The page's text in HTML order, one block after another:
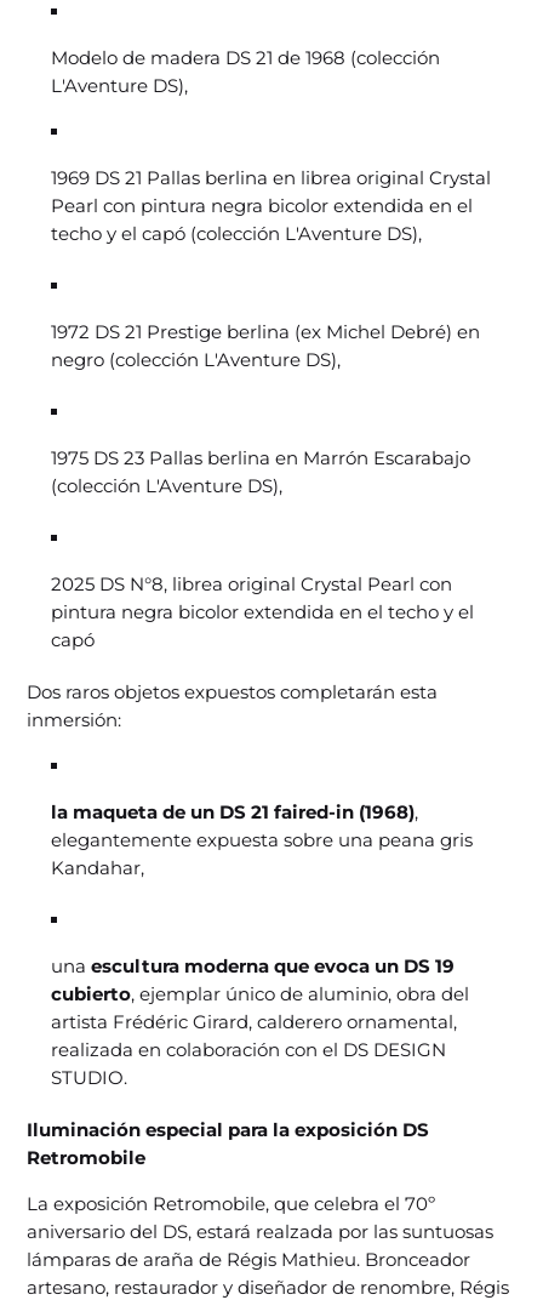
Modelo de madera DS 21 de 1968 (colección
L'Aventure DS),
1969 DS 21 Pallas berlina en librea original Crystal
Pearl con pintura negra bicolor extendida en el
techo y el capó (colección L'Aventure DS),
1972 DS 21 Prestige berlina (ex Michel Debré) en
negro (colección L'Aventure DS),
1975 DS 23 Pallas berlina en Marrón Escarabajo
(colección L'Aventure DS),
2025 DS N°8, librea original Crystal Pearl con
pintura negra bicolor extendida en el techo y el
capó
Dos raros objetos expuestos completarán esta
inmersión:
la maqueta de un DS 21 faired-in (1968),
elegantemente expuesta sobre una peana gris
Kandahar,
una escultura moderna que evoca un DS 19
cubierto, ejemplar único de aluminio, obra del
artista Frédéric Girard, calderero ornamental,
realizada en colaboración con el DS DESIGN
STUDIO.
Iluminación especial para la exposición DS
Retromobile
La exposición Retromobile, que celebra el 70º
aniversario del DS, estará realzada por las suntuosas
lámparas de araña de Régis Mathieu. Bronceador
artesano, restaurador y diseñador de renombre, Régis